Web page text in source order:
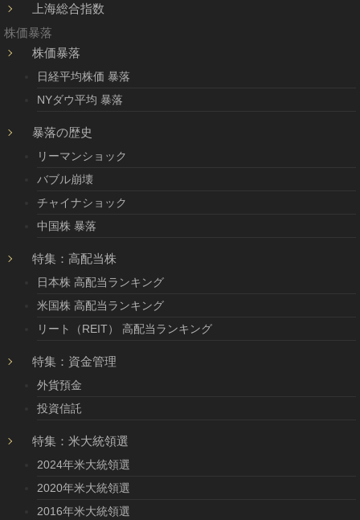
上海総合指数
株価暴落
株価暴落
日経平均株価 暴落
NYダウ平均 暴落
暴落の歴史
リーマンショック
バブル崩壊
チャイナショック
中国株 暴落
特集：高配当株
日本株 高配当ランキング
米国株 高配当ランキング
リート（REIT） 高配当ランキング
特集：資金管理
外貨預金
投資信託
特集：米大統領選
2024年米大統領選
2020年米大統領選
2016年米大統領選